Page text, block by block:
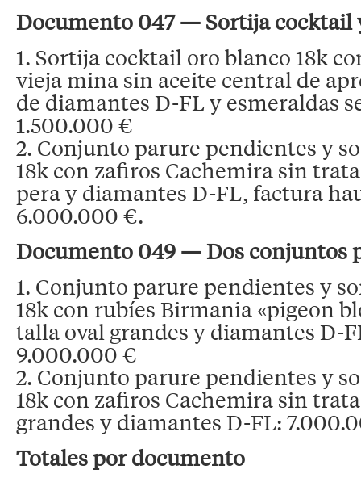
Documento 047 — Sortija cocktail
1. Sortija cocktail oro blanco 18k
vieja mina sin aceite central de
de diamantes D-FL y esmeraldas
1.500.000 €
2. Conjunto parure pendientes y
18k con zafiros Cachemira sin
pera y diamantes D-FL, factura
6.000.000 €.
Documento 049 — Dos conjuntos
1. Conjunto parure pendientes y
18k con rubíes Birmania «pigeon
talla oval grandes y diamantes D-
9.000.000 €
2. Conjunto parure pendientes y
18k con zafiros Cachemira sin
grandes y diamantes D-FL:
Totales por documento